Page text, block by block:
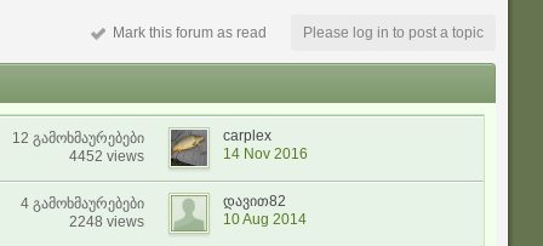
Please log in to post a topic
Mark this forum as read
12 გამოხმაურებები
4452 views
carplex
14 Nov 2016
4 გამოხმაურებები
2248 views
დავით82
10 Aug 2014